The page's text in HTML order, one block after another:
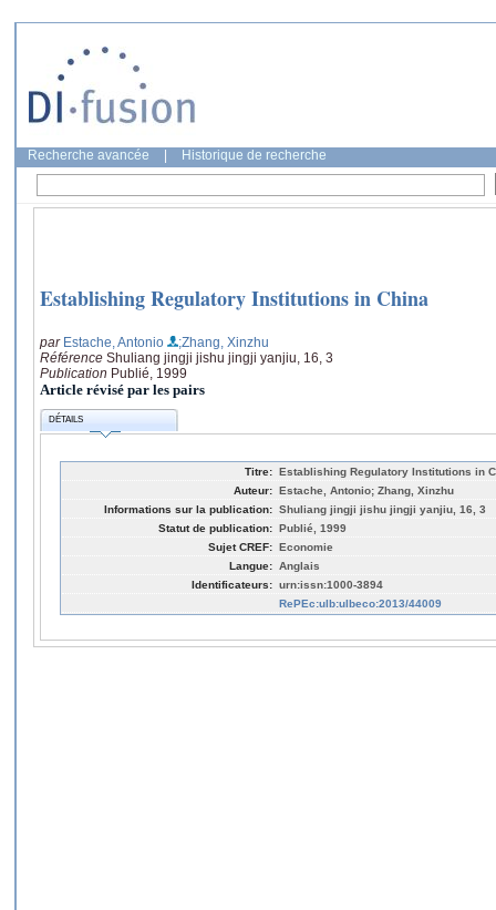
Recherche avancée Historique de recherche
Establishing Regulatory Institutions in China
par Estache, Antonio
;Zhang, Xinzhu
Référence Shuliang jingji jishu jingji yanjiu, 16, 3
Publication Publié, 1999
Article révisé par les pairs
DÉTAILS
Titre: Establishing Regulatory Institutions in
Auteur: Estache, Antonio; Zhang, Xinzhu
Informations sur la publication: Shuliang jingji jishu jingji yanjiu, 16, 3
Statut de publication: Publié, 1999
Sujet CREF: Economie
Langue: Anglais
Identificateurs: urn:issn:1000-3894
RePEc:ulb:ulbeco:2013/44009